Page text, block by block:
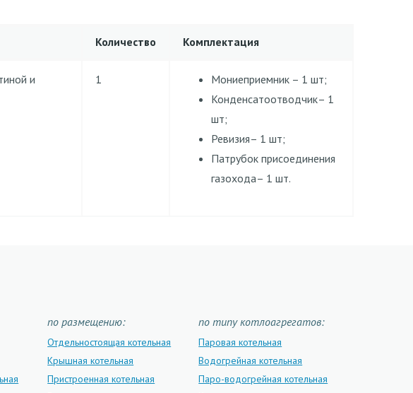
Количество Комплектация
и
1
Мониеприемник – 1 шт;
Конденсатоотводчик– 1
шт;
Ревизия– 1 шт;
Патрубок присоединения
газохода– 1 шт.
по размещению:
Отдельностоящая котельная
Крышная котельная
Пристроенная котельная
по типу котлоагрегатов:
Паровая котельная
Водогрейная котельная
Паро-водогрейная котельная